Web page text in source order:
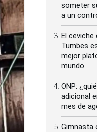
someter
a un
El ceviche
Tumbes
mejor
mundo
ONP:
adicional
mes de
Gimnasta